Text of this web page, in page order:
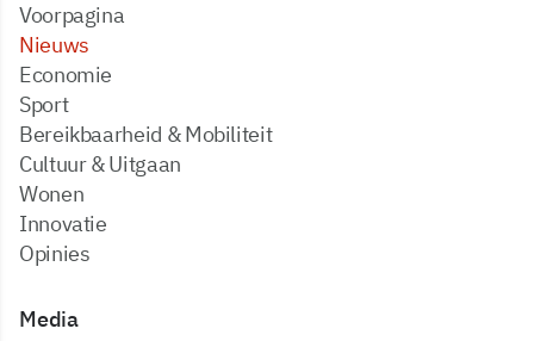
Voorpagina
Nieuws
Economie
Sport
Bereikbaarheid & Mobiliteit
Cultuur & Uitgaan
Wonen
Innovatie
Opinies
Media